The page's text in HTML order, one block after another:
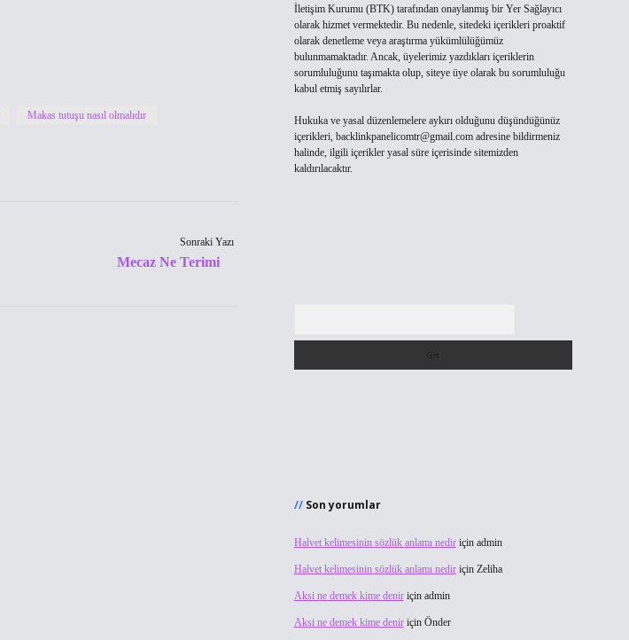
Makas tutuşu nasıl olmalıdır
Sonraki Yazı
Mecaz Ne Terimi
İletişim Kurumu (BTK) tarafından onaylanmış bir Yer Sağlayıcı
olarak hizmet vermektedir. Bu nedenle, sitedeki içerikleri proaktif
olarak denetleme veya araştırma yükümlülüğümüz
bulunmamaktadır. Ancak, üyelerimiz yazdıkları içeriklerin
sorumluluğunu taşımakta olup, siteye üye olarak bu sorumluluğu
kabul etmiş sayılırlar.
Hukuka ve yasal düzenlemelere aykırı olduğunu düşündüğünüz
içerikleri, backlinkpanelicomtr@gmail.comadresine bildirmeniz
halinde, ilgili içerikler yasal süre içerisinde sitemizden
kaldırılacaktır.
Son yorumlar
Halvet kelimesinin sözlük anlamı nediriçin admin
Halvet kelimesinin sözlük anlamı nediriçin Zeliha
Aksi ne demek kime deniriçin admin
Aksi ne demek kime deniriçin Önder